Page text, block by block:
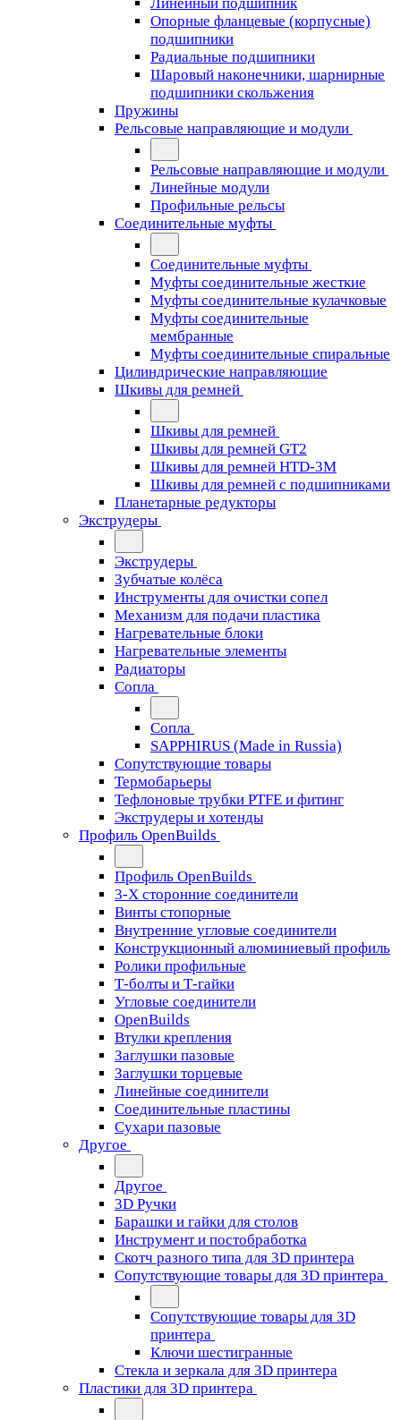
Опорные фланцевые (корпусные)
подшипники
Радиальные подшипники
Шаровый наконечники, шарнирные
подшипники скольжения
Пружины
Рельсовые направляющие и модули
Рельсовые направляющие и модули
Линейные модули
Профильные рельсы
Соединительные муфты
Соединительные муфты
Муфты соединительные жесткие
Муфты соединительные кулачковые
Муфты соединительные
мембранные
Муфты соединительные спиральные
Цилиндрические направляющие
Шкивы для ремней
Шкивы для ремней
Шкивы для ремней GT2
Шкивы для ремней HTD-3M
Шкивы для ремней с подшипниками
Планетарные редукторы
Экструдеры
Экструдеры
Зубчатые колёса
Инструменты для очистки сопел
Механизм для подачи пластика
Нагревательные блоки
Нагревательные элементы
Радиаторы
Сопла
Сопла
SAPPHIRUS (Made in Russia)
Сопутствующие товары
Термобарьеры
Тефлоновые трубки PTFE и фитинг
Экструдеры и хотенды
Профиль OpenBuilds
Профиль OpenBuilds
3-Х сторонние соединители
Винты стопорные
Внутренние угловые соединители
Конструкционный алюминиевый профиль
Ролики профильные
Т-болты и Т-гайки
Угловые соединители
OpenBuilds
Втулки крепления
Заглушки пазовые
Заглушки торцевые
Линейные соединители
Соединительные пластины
Сухари пазовые
Другое
Другое
3D Ручки
Барашки и гайки для столов
Инструмент и постобработка
Скотч разного типа для 3D принтера
Сопутствующие товары для 3D принтера
Сопутствующие товары для 3D
принтера
Ключи шестигранные
Стекла и зеркала для 3D принтера
Пластики для 3D принтера